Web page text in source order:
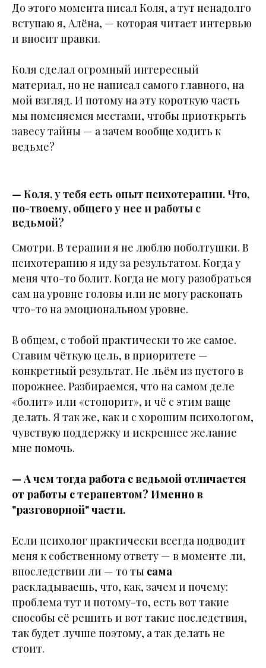
До этого момента писал Коля, а тут ненадолго
вступаю я, Алёна, — которая читает интервью
и вносит правки.
Коля сделал огромный интересный
материал, но не написал самого главного, на
мой взгляд. И потому на эту короткую часть
мы поменяемся местами, чтобы приоткрыть
завесу тайны — а зачем вообще ходить к
ведьме?
— Коля, у тебя есть опыт психотерапии. Что,
по-твоему, общего у нее и работы с
ведьмой?
Смотри. В терапии я не люблю поболтушки. В
психотерапию я иду за результатом. Когда у
меня что-то болит. Когда не могу разобраться
сам на уровне головы или не могу раскопать
что-то на эмоциональном уровне.
В общем, с тобой практически то же самое.
Ставим чёткую цель, в приоритете —
конкретный результат. Не льём из пустого в
порожнее. Разбираемся, что на самом деле
«болит» или «стопорит», и чё с этим ваще
делать. Я так же, как и с хорошим психологом,
чувствую поддержку и искреннее желание
мне помочь.
— А чем тогда работа с ведьмой отличается
от работы с терапевтом? Именно в
"разговорной" части.
Если психолог практически всегда подводит
меня к собственному ответу — в моменте ли,
впоследствии ли — то ты сама
раскладываешь, что, как, зачем и почему:
проблема тут и потому-то, есть вот такие
способы её решить и вот такие последствия,
так будет лучше поэтому, а так делать не
стоит.